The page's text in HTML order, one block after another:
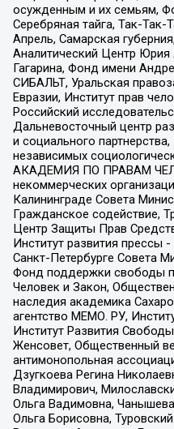
осужденным и их семьям,
Серебряная тайга, Так-
Апрель, Самарская
Аналитический Центр
Гагарина, Фонд имени
СИБАЛЬТ, Уральская
Евразии, Институт прав
Российский
Дальневосточный центр
и социального
независимых
АКАДЕМИЯ ПО ПРАВАМ
некоммерческих
Калининграде Совета
Гражданское содействие,
Центр Защиты Прав
Институт развития прессы
Санкт-Петербурге Совета
Фонд поддержки свободы
Человек и Закон,
наследия академика
агентство МЕМО. РУ,
Институт Развития
Женсовет, Общественный
антимонопольная
Дзугкоева Регина
Владимирович,
Ольга Вадимовна,
Ольга Борисовна,